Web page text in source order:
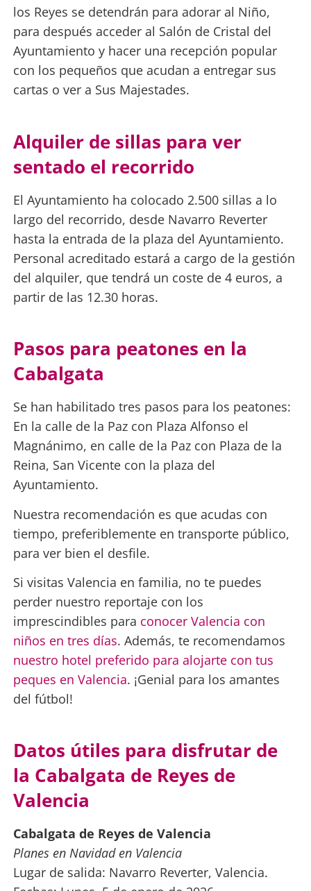
los Reyes se detendrán para adorar al Niño,
para después acceder al Salón de Cristal del
Ayuntamiento y hacer una recepción popular
con los pequeños que acudan a entregar sus
cartas o ver a Sus Majestades.
Alquiler de sillas para ver
sentado el recorrido
El Ayuntamiento ha colocado 2.500 sillas a lo
largo del recorrido, desde Navarro Reverter
hasta la entrada de la plaza del Ayuntamiento.
Personal acreditado estará a cargo de la gestión
del alquiler, que tendrá un coste de 4 euros, a
partir de las 12.30 horas.
Pasos para peatones en la
Cabalgata
Se han habilitado tres pasos para los peatones:
En la calle de la Paz con Plaza Alfonso el
Magnánimo, en calle de la Paz con Plaza de la
Reina, San Vicente con la plaza del
Ayuntamiento.
Nuestra recomendación es que acudas con
tiempo, preferiblemente en transporte público,
para ver bien el desfile.
Si visitas Valencia en familia, no te puedes
perder nuestro reportaje con los
imprescindibles para conocer Valencia con
niños en tres días. Además, te recomendamos
nuestro hotel preferido para alojarte con tus
peques en Valencia. ¡Genial para los amantes
del fútbol!
Datos útiles para disfrutar de
la Cabalgata de Reyes de
Valencia
Cabalgata de Reyes de Valencia
Planes en Navidad en Valencia
Lugar de salida: Navarro Reverter, Valencia.